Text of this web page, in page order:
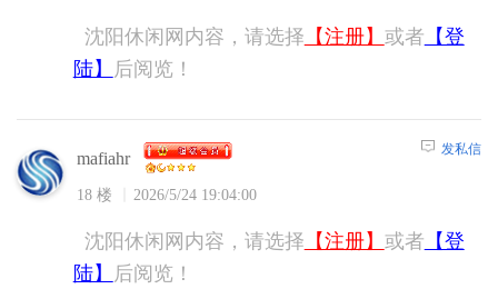
沈阳休闲网内容，请选择 【注册】 或者 【登
陆】
后阅览！
mafiahr
18 楼 2026/5/24 19:04:00
发私信
沈阳休闲网内容，请选择 【注册】 或者 【登
陆】
后阅览！